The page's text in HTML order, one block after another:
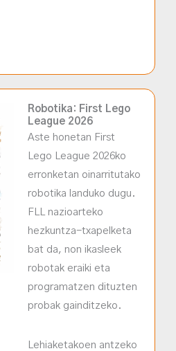
Robotika: First Lego
League 2026
Aste honetan First
Lego League 2026ko
erronketan oinarritutako
robotika landuko dugu.
FLL nazioarteko
hezkuntza-txapelketa
bat da, non ikasleek
robotak eraiki eta
programatzen dituzten
probak gainditzeko.
Lehiaketakoen antzeko